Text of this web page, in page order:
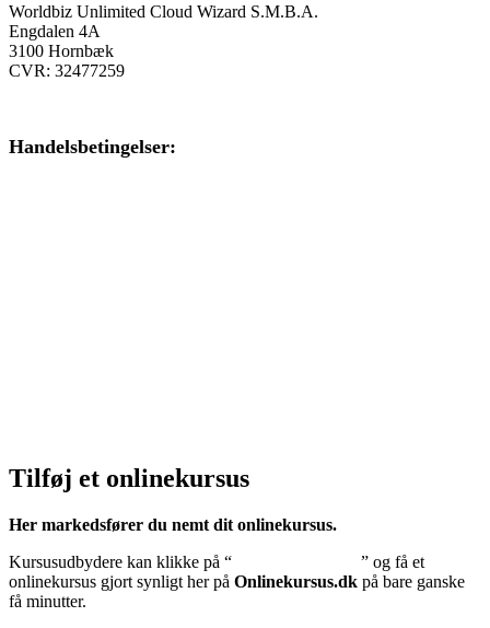
Worldbiz Unlimited Cloud Wizard S.M.B.A.
Engdalen 4A
3100 Hornbæk
CVR: 32477259
Handelsbetingelser:
Tilføj et onlinekursus
Her markedsfører du nemt dit onlinekursus.
Kursusudbydere kan klikke på “
” og få et
onlinekursus gjort synligt her på Onlinekursus.dk på bare ganske
få minutter.